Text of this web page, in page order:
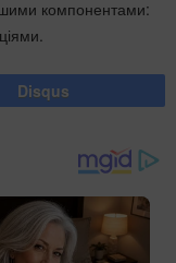
компонентами:
Disqus